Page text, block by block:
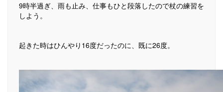
9時半過ぎ、雨も止み、仕事もひと段落したので杖の練習を
しよう。
起きた時はひんやり16度だったのに、既に26度。